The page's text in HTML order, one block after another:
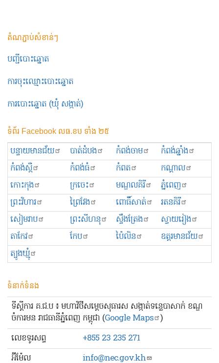
តំណភ្ជាប់សំខាន់ៗ
បញ្ជីបោះឆ្នោត
ការចុះឈ្មោះបោះឆ្នោត
ការបោះឆ្នោត (ឃុំ សង្កាត់)
ទំព័រ Facebook លធ.ខប ទាំង ២៥
បន្ទាយមានជ័យ បាត់ដំបង កំពង់ចាម
កំពង់ឆ្នាំង
កំពង់ស្ពឺ
កំពង់ធំ កំពត
កណ្ដាល
កោះកុង
ក្រចេះ មណ្ឌលគិរី
ភ្នំពេញ
ព្រះ​វិហារ
ព្រៃវែង ពោធិ៍សាត់
រតនគិរី
សៀមរាប
ព្រះសីហនុ ស្ទឹងត្រែង
ស្វាយរៀង
តាកែវ
កែប ប៉ៃលិន
ឧត្ដរមានជ័យ
ត្បូងឃ្មុំ
ទំនាក់ទំនង
ទីស្ដីការ គ.ជ.ប ៖ មហាវិថីសម្ដេចសុធារស សង្កាត់ទន្លេបាសាក់ ខណ្ឌ
ចំការមន រាជធានីភ្នំពេញ កម្ពុជា (Google Maps )
លេខ​ទូរសព្ទ
+855 23 235 271
អ៊ីម៉ែល
info@nec.gov.kh